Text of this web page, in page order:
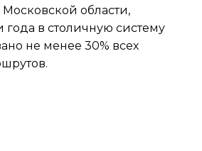
области,
в столичную систему
не менее 30% всех